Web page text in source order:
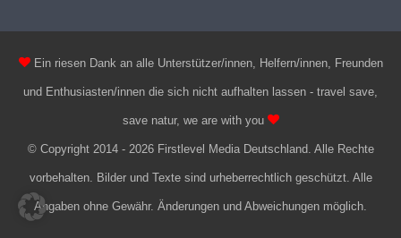
Ein riesen Dank an alle Unterstützer/innen, Helfern/innen, Freunden
und Enthusiasten/innen die sich nicht aufhalten lassen - travel save,
save natur, we are with you
© Copyright 2014 - 2026 Firstlevel Media Deutschland. Alle Rechte
vorbehalten. Bilder und Texte sind urheberrechtlich geschützt. Alle
Angaben ohne Gewähr. Änderungen und Abweichungen möglich.